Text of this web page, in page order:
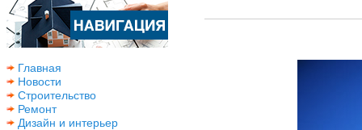
Главная
Новости
Строительство
Ремонт
Дизайн и интерьер